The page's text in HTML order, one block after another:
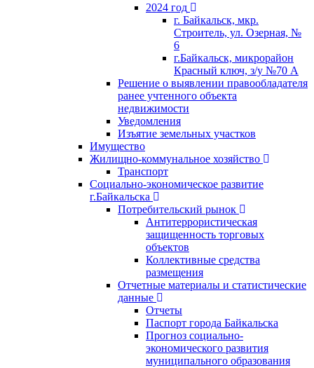
2024 год
г. Байкальск, мкр.
Строитель, ул. Озерная, №
6
г.Байкальск, микрорайон
Красный ключ, з/у №70 А
Решение о выявлении правообладателя
ранее учтенного объекта
недвижимости
Уведомления
Изъятие земельных участков
Имущество
Жилищно-коммунальное хозяйство
Транспорт
Социально-экономическое развитие
г.Байкальска
Потребительский рынок
Антитеррористическая
защищенность торговых
объектов
Коллективные средства
размещения
Отчетные материалы и статистические
данные
Отчеты
Паспорт города Байкальска
Прогноз социально-
экономического развития
муниципального образования